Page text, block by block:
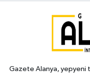
Gazete Alanya, yepyeni